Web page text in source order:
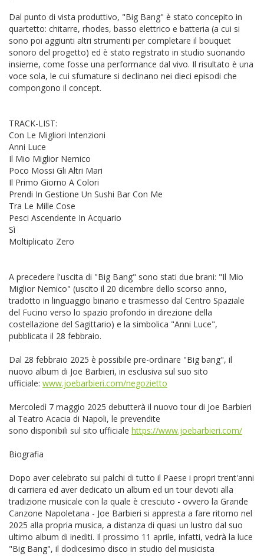
Dal punto di vista produttivo, "Big Bang" è stato concepito in
quartetto: chitarre, rhodes, basso elettrico e batteria (a cui si
sono poi aggiunti altri strumenti per completare il bouquet
sonoro del progetto) ed è stato registrato in studio suonando
insieme, come fosse una performance dal vivo. Il risultato è una
voce sola, le cui sfumature si declinano nei dieci episodi che
compongono il concept.
TRACK-LIST:
Con Le Migliori Intenzioni
Anni Luce
Il Mio Miglior Nemico
Poco Mossi Gli Altri Mari
Il Primo Giorno A Colori
Prendi In Gestione Un Sushi Bar Con Me
Tra Le Mille Cose
Pesci Ascendente In Acquario
Sì
Moltiplicato Zero
A precedere l'uscita di "Big Bang" sono stati due brani: "Il Mio
Miglior Nemico" (uscito il 20 dicembre dello scorso anno,
tradotto in linguaggio binario e trasmesso dal Centro Spaziale
del Fucino verso lo spazio profondo in direzione della
costellazione del Sagittario) e la simbolica "Anni Luce",
pubblicata il 28 febbraio.
Dal 28 febbraio 2025 è possibile pre-ordinare "Big bang", il
nuovo album di Joe Barbieri, in esclusiva sul suo sito
ufficiale: www.joebarbieri.com/negozietto
Mercoledì 7 maggio 2025 debutterà il nuovo tour di Joe Barbieri
al Teatro Acacia di Napoli, le prevendite
sono disponibili sul sito ufficiale https://www.joebarbieri.com/
Biografia
Dopo aver celebrato sui palchi di tutto il Paese i propri trent'anni
di carriera ed aver dedicato un album ed un tour devoti alla
tradizione musicale con la quale è cresciuto - ovvero la Grande
Canzone Napoletana - Joe Barbieri si appresta a fare ritorno nel
2025 alla propria musica, a distanza di quasi un lustro dal suo
ultimo album di inediti. Il prossimo 11 aprile, infatti, vedrà la luce
"Big Bang", il dodicesimo disco in studio del musicista